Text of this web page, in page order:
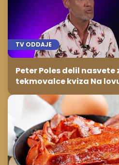
TV ODDAJE
Peter Poles delil nasvete
tekmovalce kviza Na